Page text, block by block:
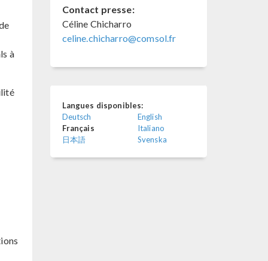
à
Contact presse:
Céline Chicharro
celine.chicharro@comsol.fr
Langues disponibles:
Deutsch
English
Français
Italiano
日本語
Svenska